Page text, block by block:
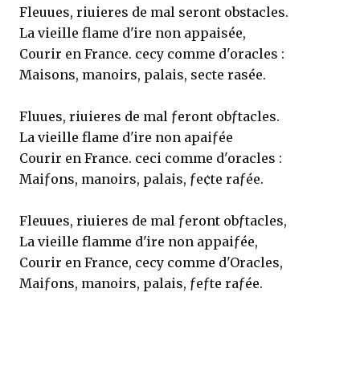
Fleuues, riuieres de mal seront obstacles.
La vieille flame d'ire non appaisée,
Courir en France. cecy comme d'oracles :
Maisons, manoirs, palais, secte rasée.
Fluues, riuieres de mal ƒeront obƒtacles.
La vieille flame d'ire non apaiƒée
Courir en France. ceci comme d'oracles :
Maiƒons, manoirs, palais, ƒe¢te raƒée.
Fleuues, riuieres de mal ƒeront obƒtacles,
La vieille flamme d'ire non appaiƒée,
Courir en France, cecy comme d'Oracles,
Maiƒons, manoirs, palais, ƒeƒte raƒée.